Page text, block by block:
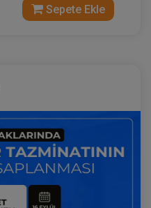
Sepete Ekle